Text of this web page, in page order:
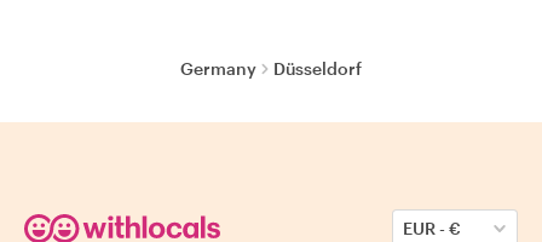
Germany Düsseldorf
EUR-€